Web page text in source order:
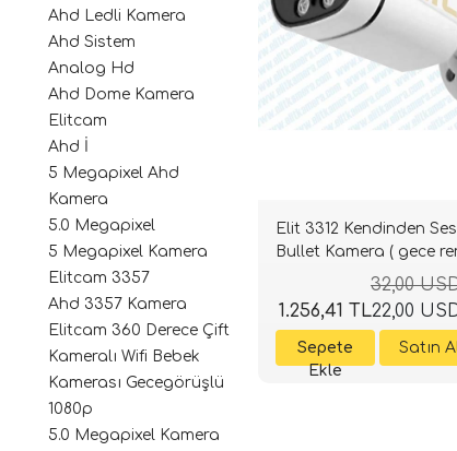
Ahd Ledli Kamera
Ahd Sistem
Analog Hd
Ahd Dome Kamera
Elitcam
Ahd İ
5 Megapixel Ahd
Kamera
5.0 Megapixel
5 Megapixel Kamera
Elitcam 3357
Ahd 3357 Kamera
Elitcam 360 Derece Çift
Kameralı Wifi Bebek
Kamerası Gecegörüşlü
1080p
5.0 Megapixel Kamera
Elit 3312 Kendinden
Bullet Kamera ( gece
32,00
22,00
1.256,41 TL